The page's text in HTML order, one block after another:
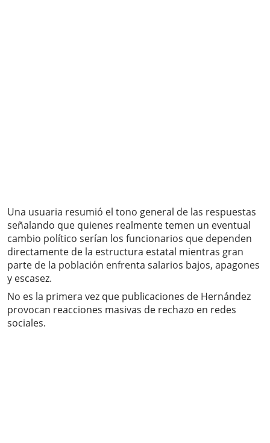
Una usuaria resumió el tono general de las respuestas
señalando que quienes realmente temen un eventual
cambio político serían los funcionarios que dependen
directamente de la estructura estatal mientras gran
parte de la población enfrenta salarios bajos, apagones
y escasez.
No es la primera vez que publicaciones de Hernández
provocan reacciones masivas de rechazo en redes
sociales.